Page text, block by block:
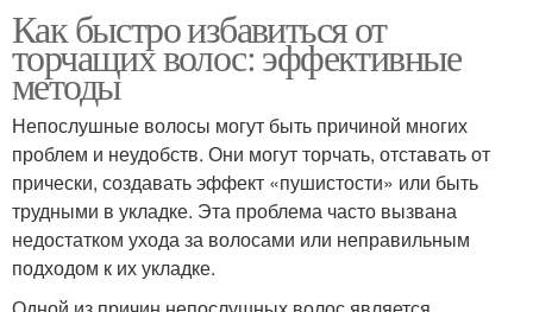
Как быстро избавиться от
торчащих волос: эффективные
методы
Непослушные волосы могут быть причиной многих
проблем и неудобств. Они могут торчать, отставать от
прически, создавать эффект «пушистости» или быть
трудными в укладке. Эта проблема часто вызвана
недостатком ухода за волосами или неправильным
подходом к их укладке.